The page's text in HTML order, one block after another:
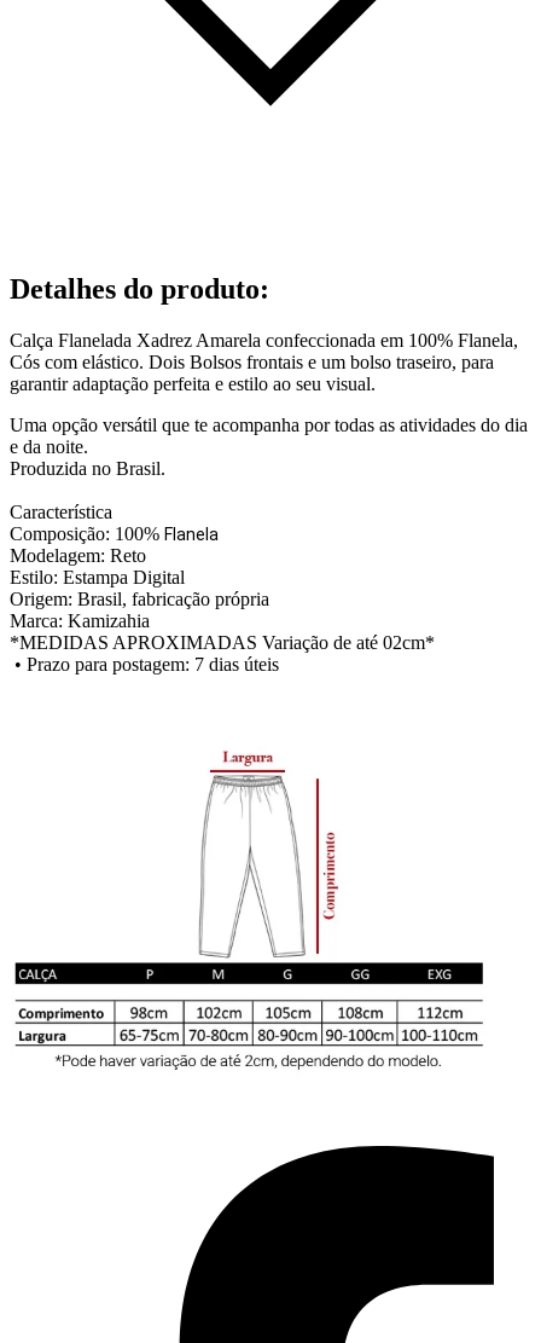
Detalhes do produto:
Calça Flanelada Xadrez Amarela confeccionada em 100% Flanela,
Cós com elástico. Dois Bolsos frontais e um bolso traseiro, para
garantir adaptação perfeita e estilo ao seu visual.
Uma opção versátil que te acompanha por todas as atividades do dia
e da noite.
Produzida no Brasil.
Característica
Composição: 100% Flanela
Modelagem: Reto
Estilo: Estampa Digital
Origem: Brasil, fabricação própria
Marca: Kamizahia
*MEDIDAS APROXIMADAS Variação de até 02cm*
• Prazo para postagem: 7 dias úteis